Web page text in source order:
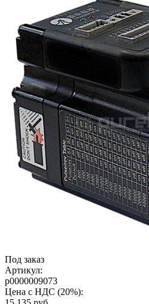
Под заказ
Артикул:
p0000009073
Цена с НДС (20%):